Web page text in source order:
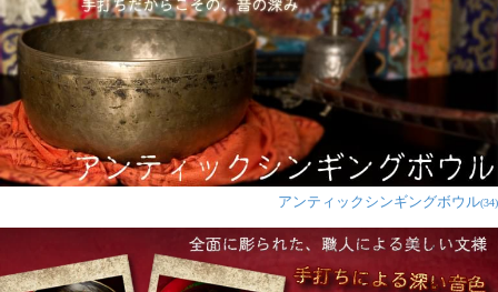
アンティックシンギングボウル(34)